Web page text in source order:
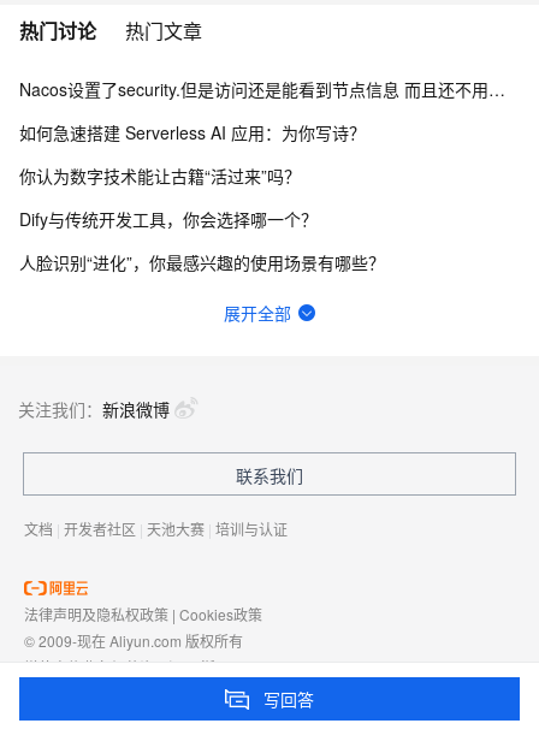
热门讨论 热门文章
Nacos设置了security.但是访问还是能看到节点信息 而且还不用验证身份怎么办？
如何急速搭建 Serverless AI 应用：为你写诗？
你认为数字技术能让古籍“活过来”吗？
Dify与传统开发工具，你会选择哪一个？
人脸识别“进化”，你最感兴趣的使用场景有哪些？
函数计算fc的sd的图库浏览器真的装不上去，不显示，怎么回事？
一键生成讲解视频，AI的理解和生成能力到底有多强？
网站、小程序和APP共用内容接口，更新后数据不同步怎么排查？
展开全部
写回答
关注我们： 新浪微博
联系我们
文档 | 开发者社区 | 天池大赛 | 培训与认证
法律声明及隐私权政策 | Cookies政策
© 2009-现在 Aliyun.com 版权所有
增值电信业务经营许可证： 浙B2-20080101
浙D3-20210002
浙公网安备 33010602009975号浙B2-20080101-4